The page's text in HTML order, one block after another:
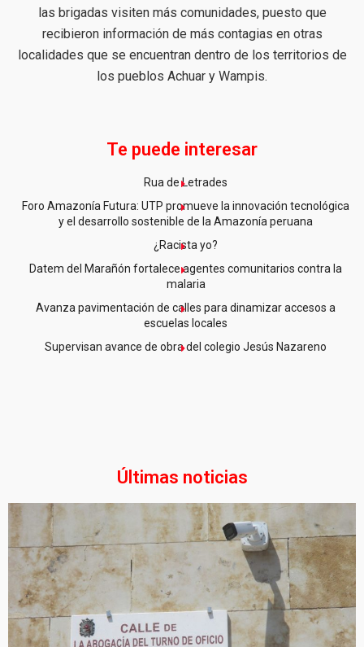
las brigadas visiten más comunidades, puesto que
recibieron información de más contagias en otras
localidades que se encuentran dentro de los territorios de
los pueblos Achuar y Wampis.
Te puede interesar
Rua de Letrades
Foro Amazonía Futura: UTP promueve la innovación tecnológica
y el desarrollo sostenible de la Amazonía peruana
¿Racista yo?
Datem del Marañón fortalece agentes comunitarios contra la
malaria
Avanza pavimentación de calles para dinamizar accesos a
escuelas locales
Supervisan avance de obra del colegio Jesús Nazareno
Últimas noticias